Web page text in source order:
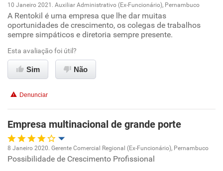
Oportunidade de promoção
Ambiente de trabalho
Conciliação com a vida familiar
10 Janeiro 2021. Auxiliar Administrativo (Ex-Funcionário), Pernambuco
A Rentokil é uma empresa que lhe dar muitas
oportunidades de crescimento, os colegas de trabalhos
sempre simpáticos e diretoria sempre presente.
Esta avaliação foi útil?
Sim Não
Denunciar
Empresa multinacional de grande porte
Oportunidade de promoção
8 Janeiro 2020. Gerente Comercial Regional (Ex-Funcionário), Pernambuco
Possibilidade de Crescimento Profissional